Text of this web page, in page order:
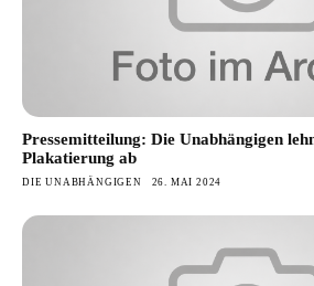
Pressemitteilung: Die Unabhängigen
Plakatierung ab
DIE UNABHÄNGIGEN 26. MAI 2024